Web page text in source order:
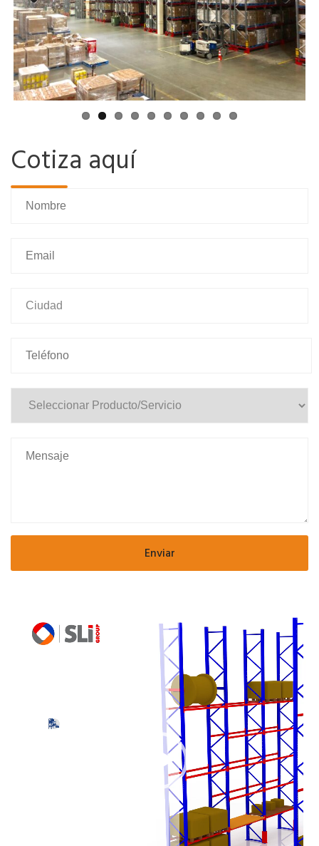
Previ
ous
Next
Cotiza aquí
Reproductor
Estamos para solucionar tus dudas y
Una vez la envíes, un asesor se
comunicará contigo.
Nombre y Apellido *